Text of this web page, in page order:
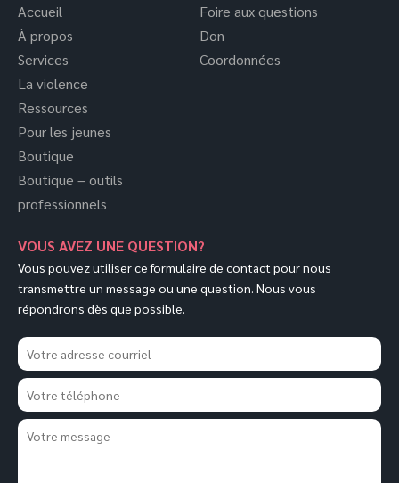
Accueil
À propos
Services
La violence
Ressources
Pour les jeunes
Boutique
Boutique – outils
professionnels
Foire aux questions
Don
Coordonnées
VOUS AVEZ UNE QUESTION?
Vous pouvez utiliser ce formulaire de contact pour nous
transmettre un message ou une question. Nous vous
répondrons dès que possible.